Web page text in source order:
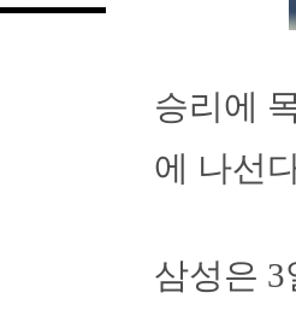
승리에
에 나선
삼성은